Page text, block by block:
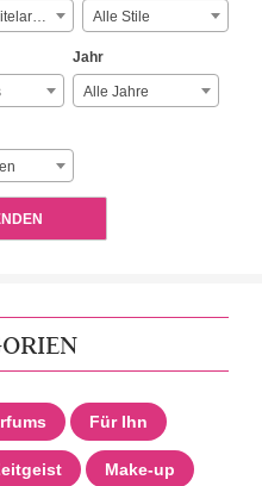
Alle Scheitelarten Alle Stile
Jahr
Alle Jahre
Für Ihn
Make-up